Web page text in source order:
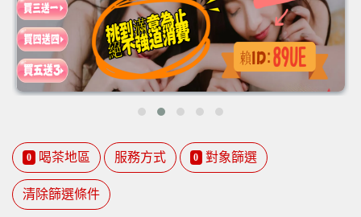
0 喝茶地區 服務方式 0 對象篩選
清除篩選條件